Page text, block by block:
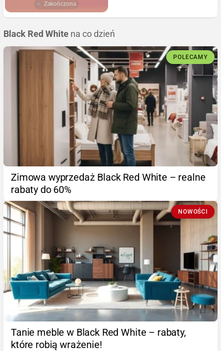
Zakończona
Black Red White na co dzień
POLECAMY
Zimowa wyprzedaż Black Red White – realne
rabaty do 60%
NOWOŚCI
Tanie meble w Black Red White – rabaty,
które robią wrażenie!